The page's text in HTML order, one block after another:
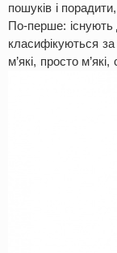
пошуків і
По-перше: існують
класифікуються
м’які, просто